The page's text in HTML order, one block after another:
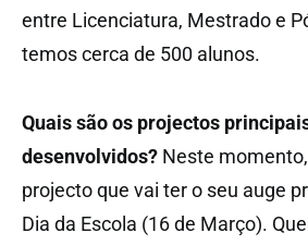
entre Licenciatura, Mestrado e
temos cerca de 500 alunos.
Quais são os projectos
desenvolvidos? Neste
projecto que vai ter o seu auge
Dia da Escola (16 de Março).